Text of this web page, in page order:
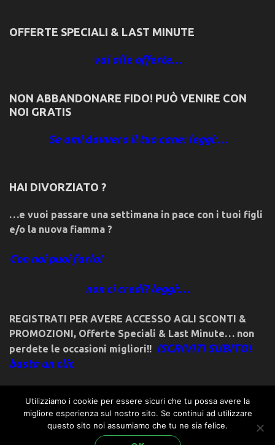
OFFERTE SPECIALI & LAST MINUTE
vai alle offerte…
NON ABBANDONARE FIDO! PUÒ VENIRE CON
NOI GRATIS
Se ami davvero il tuo cane: leggi:…
HAI DIVORZIATO ?
…e vuoi passare una settimana in pace con i tuoi figli
e/o la nuova fiamma ?
Con noi puoi farlo!
non ci credi? leggi:…
REGISTRATI PER AVERE ACCESSO AGLI SCONTI &
PROMOZIONI, Offerte Speciali & Last Minute… non
perdete le occasioni migliori!! ISCRIVITI SUBITO!
basta un clic
© 2018friulivg.it. -*- By ST.GEORGE.DRAGONSLAYER LLC -*-
admin@st-george-dragonslayer.com
Utilizziamo i cookie per essere sicuri che tu possa avere la
migliore esperienza sul nostro sito. Se continui ad utilizzare
questo sito noi assumiamo che tu ne sia felice.